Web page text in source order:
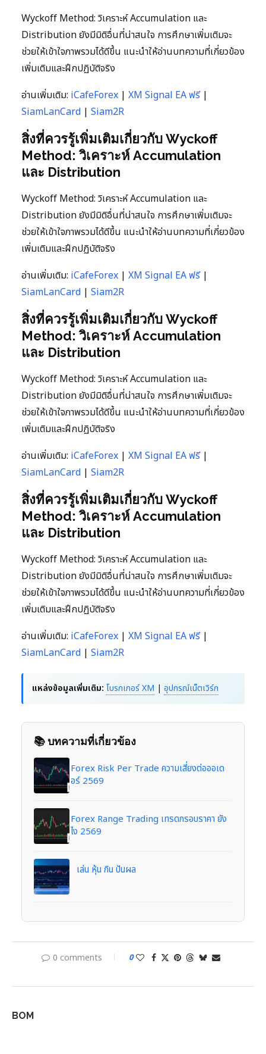
Wyckoff Method: วิเคราะห์ Accumulation และ
Distribution ยังมีมิติอื่นที่น่าสนใจ การศึกษาเพิ่มเติมจะ
ช่วยให้เข้าใจภาพรวมได้ดีขึ้น แนะนำให้อ่านบทความที่เกี่ยวข้อง
เพิ่มเติมและฝึกปฏิบัติจริง
อ่านเพิ่มเติม: iCafeForex | XM Signal EA ฟรี|
SiamLanCard | Siam2R
สิ่งที่ควรรู้เพิ่มเติมเกี่ยวกับ Wyckoff
Method: วิเคราะห์ Accumulation
และ Distribution
Wyckoff Method: วิเคราะห์ Accumulation และ
Distribution ยังมีมิติอื่นที่น่าสนใจ การศึกษาเพิ่มเติมจะ
ช่วยให้เข้าใจภาพรวมได้ดีขึ้น แนะนำให้อ่านบทความที่เกี่ยวข้อง
เพิ่มเติมและฝึกปฏิบัติจริง
อ่านเพิ่มเติม: iCafeForex | XM Signal EA ฟรี|
SiamLanCard | Siam2R
สิ่งที่ควรรู้เพิ่มเติมเกี่ยวกับ Wyckoff
Method: วิเคราะห์ Accumulation
และ Distribution
Wyckoff Method: วิเคราะห์ Accumulation และ
Distribution ยังมีมิติอื่นที่น่าสนใจ การศึกษาเพิ่มเติมจะ
ช่วยให้เข้าใจภาพรวมได้ดีขึ้น แนะนำให้อ่านบทความที่เกี่ยวข้อง
เพิ่มเติมและฝึกปฏิบัติจริง
อ่านเพิ่มเติม: iCafeForex | XM Signal EA ฟรี|
SiamLanCard | Siam2R
สิ่งที่ควรรู้เพิ่มเติมเกี่ยวกับ Wyckoff
Method: วิเคราะห์ Accumulation
และ Distribution
Wyckoff Method: วิเคราะห์ Accumulation และ
Distribution ยังมีมิติอื่นที่น่าสนใจ การศึกษาเพิ่มเติมจะ
ช่วยให้เข้าใจภาพรวมได้ดีขึ้น แนะนำให้อ่านบทความที่เกี่ยวข้อง
เพิ่มเติมและฝึกปฏิบัติจริง
อ่านเพิ่มเติม: iCafeForex | XM Signal EA ฟรี|
SiamLanCard | Siam2R
แหล่งข้อมูลเพิ่มเติม: โบรกเกอร์ XM | อุปกรณ์เน็ตเวิร์ก
📚 บทความที่เกี่ยวข้อง
Forex Risk Per Trade ความเสี่ยงต่อออเด
อร์ 2569
Forex Range Trading เทรดกรอบราคา ยัง
ไง 2569
เล่น หุ้น กิน ปันผล
0 comments 0
BOM